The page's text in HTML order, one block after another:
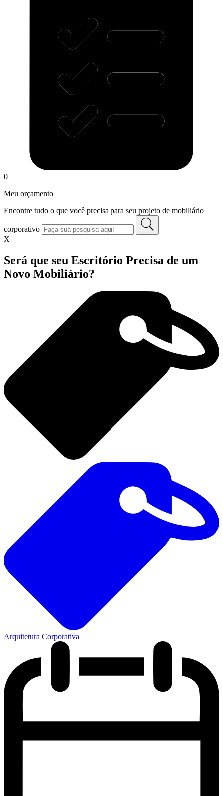
0
Meu orçamento
Encontre tudo o que você precisa para seu projeto de mobiliário
corporativo
X
Será que seu Escritório Precisa de um
Novo Mobiliário?
Arquitetura Corporativa